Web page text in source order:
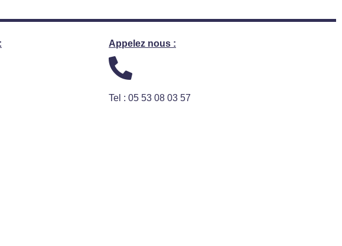
Appelez nous :
Tel : 05 53 08 03 57